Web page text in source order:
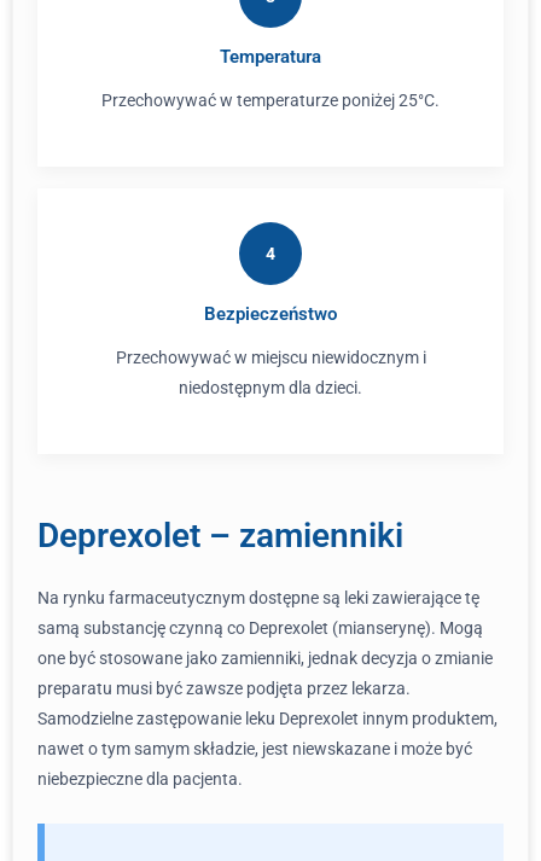
Temperatura
Przechowywać w temperaturze poniżej 25°C.
4
Bezpieczeństwo
Przechowywać w miejscu niewidocznym i
niedostępnym dla dzieci.
Deprexolet – zamienniki
Na rynku farmaceutycznym dostępne są leki zawierające tę
samą substancję czynną co Deprexolet (mianserynę). Mogą
one być stosowane jako zamienniki, jednak decyzja o zmianie
preparatu musi być zawsze podjęta przez lekarza.
Samodzielne zastępowanie leku Deprexolet innym produktem,
nawet o tym samym składzie, jest niewskazane i może być
niebezpieczne dla pacjenta.